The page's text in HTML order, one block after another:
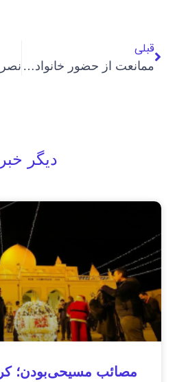
قبلی
ممانعت از حضور خانواده یک متوفی بهایی در محل دفن
دیگر
مصائب مسیحی‌بودن؛